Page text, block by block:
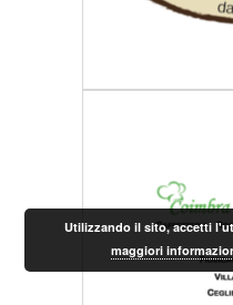
Utilizzando il sito, accetti
maggiori